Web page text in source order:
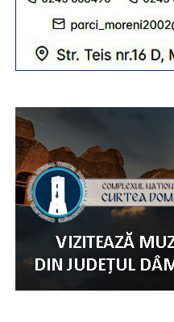
la ceremoniile sfinte să
credincioși, din Eparhie,
alte zone ale țării.
Nifon, împreună cu
Părinte Varsanufie –
Preasfințitul Părinte
Preasfințitul Părinte
și Preasfințitul Părinte
Vicar al Arhiepiscopiei